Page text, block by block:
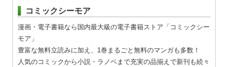
コミックシーモア
漫画・電子書籍なら国内最大級の電子書籍ストア「コミックシー
モア」
豊富な無料立読みに加え、1巻まるごと無料のマンガも多数！
人気のコミックから小説・ラノベまで充実の品揃えで新刊も続々